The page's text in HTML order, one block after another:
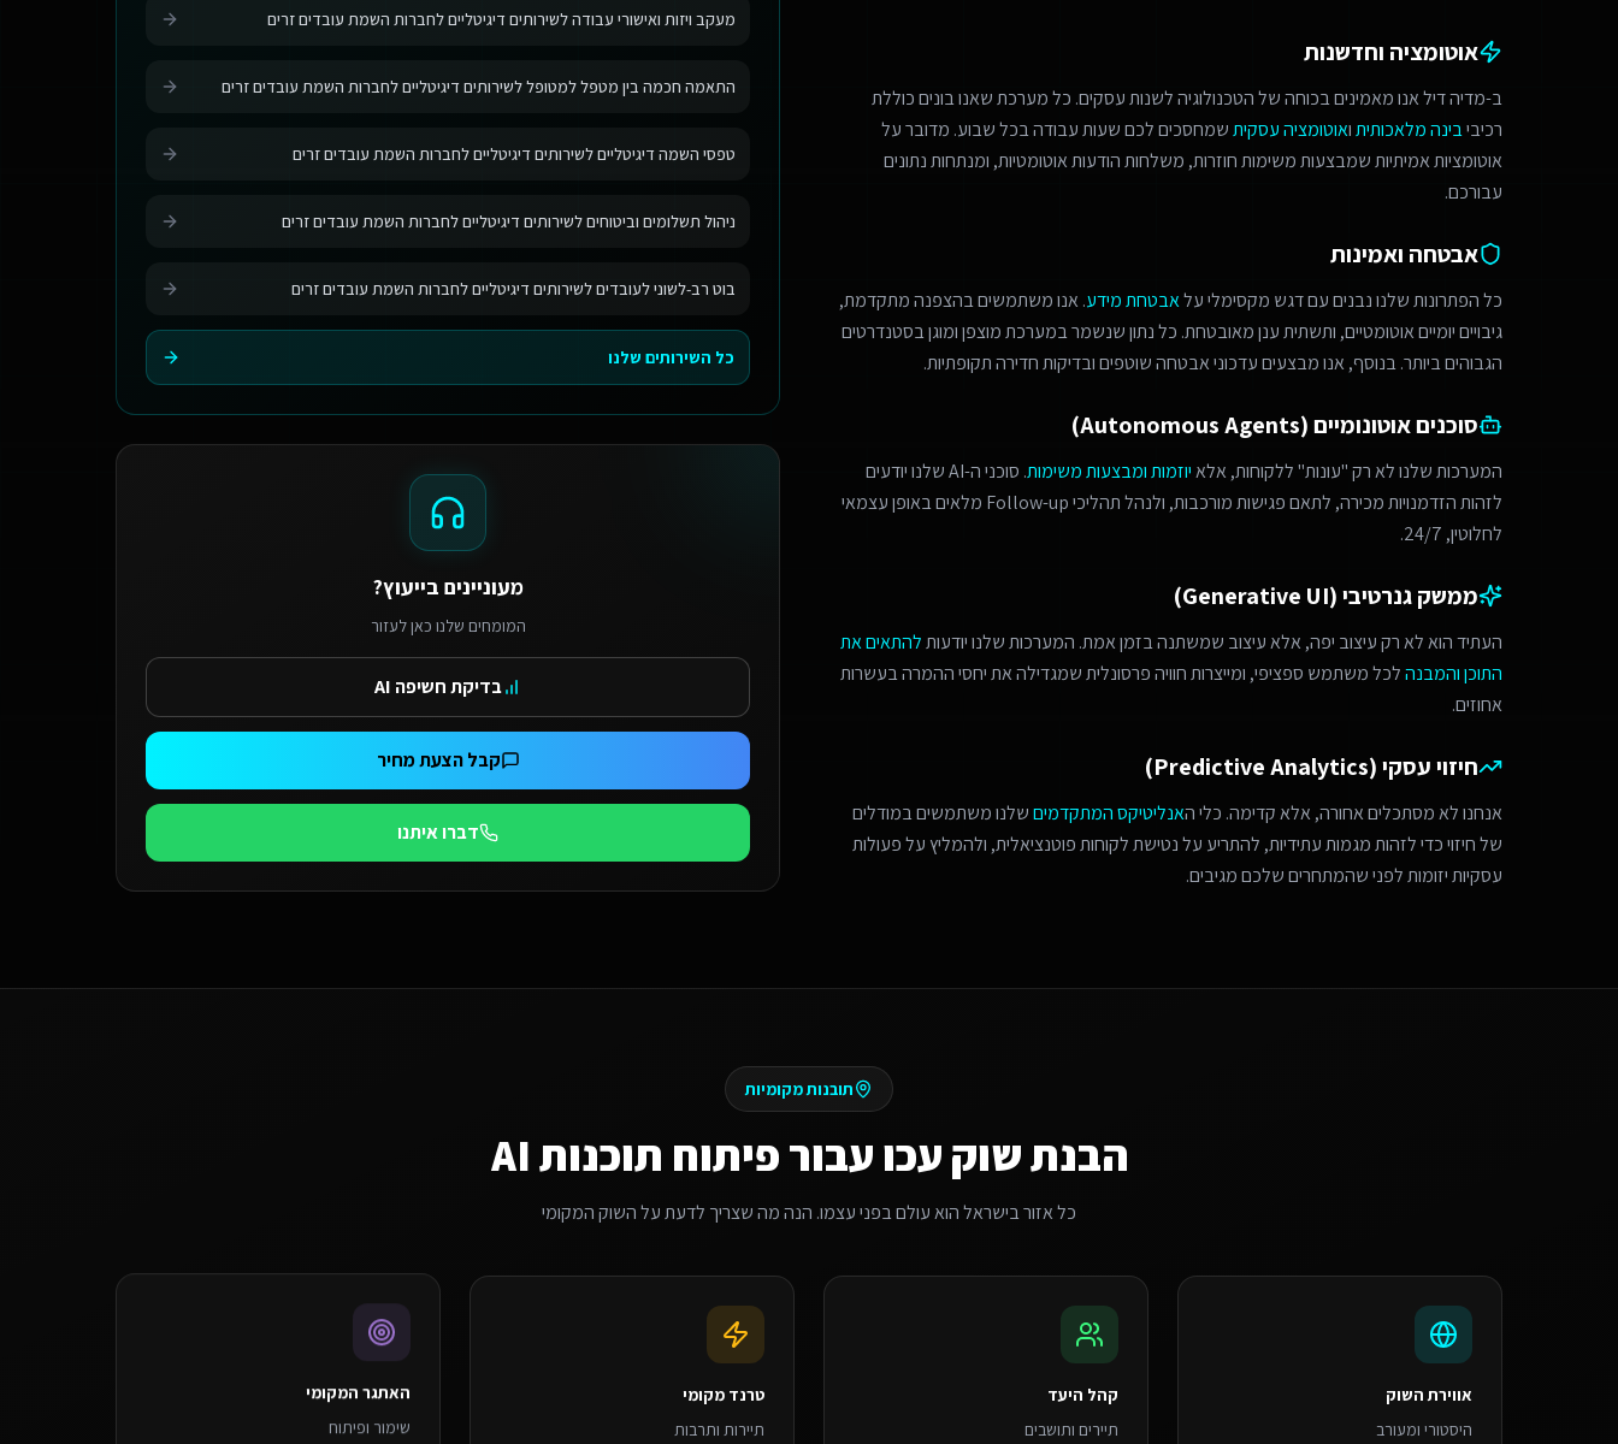
אוטומציה וחדשנות
ב-מדיה דיל אנו מאמינים בכוחה של הטכנולוגיה לשנות עסקים. כל מערכת שאנו בונים כוללת
רכיביבינה מלאכותיתואוטומציה עסקיתשמחסכים לכם שעות עבודה בכל שבוע. מדובר על
אוטומציות אמיתיות שמבצעות משימות חוזרות, משלחות הודעות אוטומטיות, ומנתחות נתונים
עבורכם.
אבטחה ואמינות
כל הפתרונות שלנו נבנים עם דגש מקסימלי עלאבטחת מידע. אנו משתמשים בהצפנה מתקדמת,
גיבויים יומיים אוטומטיים, ותשתית ענן מאובטחת. כל נתון שנשמר במערכת מוצפן ומוגן בסטנדרטים
הגבוהים ביותר. בנוסף, אנו מבצעים עדכוני אבטחה שוטפים ובדיקות חדירה תקופתיות.
סוכנים אוטונומיים (Autonomous Agents)
המערכות שלנו לא רק "עונות" ללקוחות, אלאיוזמות ומבצעות משימות
. סוכני ה-AI שלנו יודעים
לזהות הזדמנויות מכירה, לתאם פגישות מורכבות, ולנהל תהליכי Follow-up מלאים באופן עצמאי
לחלוטין, 24/7.
ממשק גנרטיבי (Generative UI)
העתיד הוא לא רק עיצוב יפה, אלא עיצוב שמשתנה בזמן אמת. המערכות שלנו יודעותלהתאים את
התוכן והמבנהלכל משתמש ספציפי, ומייצרות חוויה פרסונלית שמגדילה את יחסי ההמרה בעשרות
אחוזים.
חיזוי עסקי (Predictive Analytics)
אנחנו לא מסתכלים אחורה, אלא קדימה. כלי האנליטיקס המתקדמיםשלנו משתמשים במודלים
של חיזוי כדי לזהות מגמות עתידיות, להתריע על נטישת לקוחות פוטנציאלית, ולהמליץ על פעולות
עסקיות יזומות לפני שהמתחרים שלכם מגיבים.
מעקב ויזות ואישורי עבודה לשירותים דיגיטליים לחברות השמת עובדים זרים
התאמה חכמה בין מטפל למטופל לשירותים דיגיטליים לחברות השמת עובדים זרים
טפסי השמה דיגיטליים לשירותים דיגיטליים לחברות השמת עובדים זרים
ניהול תשלומים וביטוחים לשירותים דיגיטליים לחברות השמת עובדים זרים
בוט רב-לשוני לעובדים לשירותים דיגיטליים לחברות השמת עובדים זרים
כל השירותים שלנו
מעוניינים בייעוץ?
המומחים שלנו כאן לעזור
בדיקת חשיפה AI
קבל הצעת מחיר
דברו איתנו
תובנות מקומיות
הבנת שוקעכועבורפיתוח תוכנות AI
כל אזור בישראל הוא עולם בפני עצמו. הנה מה שצריך לדעת על השוק המקומי
אווירת השוק
היסטורי ומעורב
קהל היעד
תיירים ותושבים
טרנד מקומי
תיירות ותרבות
האתגר המקומי
שימור ופיתוח